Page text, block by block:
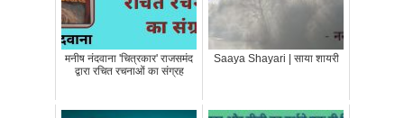
मनीष नंदवाना 'चित्रकार' राजसमंद
द्वारा रचित रचनाओं का संग्रह
Saaya Shayari | साया शायरी